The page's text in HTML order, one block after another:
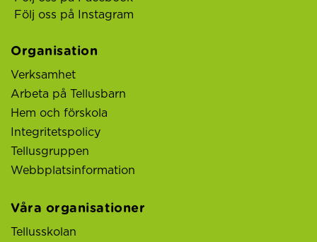
Följ oss på Instagram
Organisation
Verksamhet
Arbeta på Tellusbarn
Hem och förskola
Integritetspolicy
Tellusgruppen
Webbplatsinformation
Våra organisationer
Tellusskolan